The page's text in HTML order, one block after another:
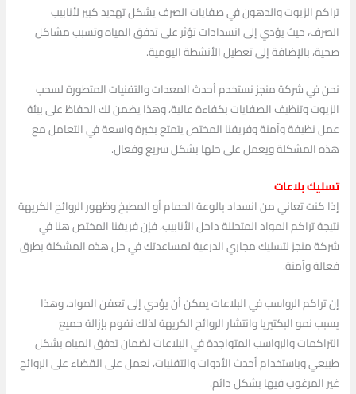
تراكم الزيوت والدهون في صفايات الصرف يشكل تهديد كبير لأنابيب
الصرف، حيث يؤدي إلى انسدادات تؤثر على تدفق المياه وتسبب مشاكل
صحية، بالإضافة إلى تعطيل الأنشطة اليومية.
نحن في شركة منجز نستخدم أحدث المعدات والتقنيات المتطورة لسحب
الزيوت وتنظيف الصفايات بكفاءة عالية، وهذا يضمن لك الحفاظ على بيئة
عمل نظيفة وآمنة وفريقنا المختص يتمتع بخبرة واسعة في التعامل مع
هذه المشكلة ويعمل على حلها بشكل سريع وفعال.
تسليك بلاعات
إذا كنت تعاني من انسداد بالوعة الحمام أو المطبخ وظهور الروائح الكريهة
نتيجة تراكم المواد المتحللة داخل الأنابيب، فإن فريقنا المختص هنا في
شركة منجز لتسليك مجاري الدرعية لمساعدتك في حل هذه المشكلة بطرق
فعالة وآمنة.
إن تراكم الرواسب في البلاعات يمكن أن يؤدي إلى تعفن المواد، وهذا
يسبب نمو البكتيريا وانتشار الروائح الكريهة لذلك نقوم بإزالة جميع
التراكمات والرواسب المتواجدة في البلاعات لضمان تدفق المياه بشكل
طبيعي وباستخدام أحدث الأدوات والتقنيات، نعمل على القضاء على الروائح
غير المرغوب فيها بشكل دائم.